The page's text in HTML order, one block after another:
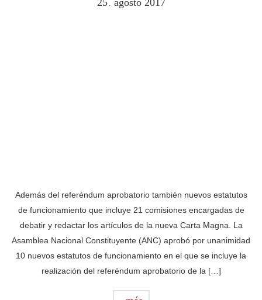
25 . agosto 2017
Además del referéndum aprobatorio también nuevos estatutos
de funcionamiento que incluye 21 comisiones encargadas de
debatir y redactar los artículos de la nueva Carta Magna. La
Asamblea Nacional Constituyente (ANC) aprobó por unanimidad
10 nuevos estatutos de funcionamiento en el que se incluye la
realización del referéndum aprobatorio de la […]